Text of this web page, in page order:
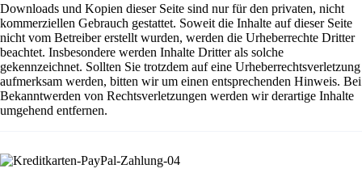
Downloads und Kopien dieser Seite sind nur für den privaten, nicht
kommerziellen Gebrauch gestattet. Soweit die Inhalte auf dieser Seite
nicht vom Betreiber erstellt wurden, werden die Urheberrechte Dritter
beachtet. Insbesondere werden Inhalte Dritter als solche
gekennzeichnet. Sollten Sie trotzdem auf eine Urheberrechtsverletzung
aufmerksam werden, bitten wir um einen entsprechenden Hinweis. Bei
Bekanntwerden von Rechtsverletzungen werden wir derartige Inhalte
umgehend entfernen.